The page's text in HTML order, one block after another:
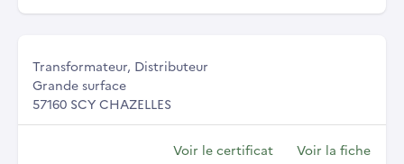
Transformateur, Distributeur
Grande surface
57160 SCY CHAZELLES
Voir le certificat Voir la fiche